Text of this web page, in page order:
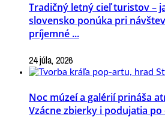
Tradičný letný cieľ turistov –
slovensko ponúka pri
príjemné ...
24 júla, 2026
Noc múzeí a galérií prináša
Vzácne zbierky i podujatia po